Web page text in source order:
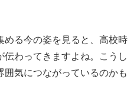
める今の姿を見ると、高校時
わってきますよね。こうし
気につながっているのかも